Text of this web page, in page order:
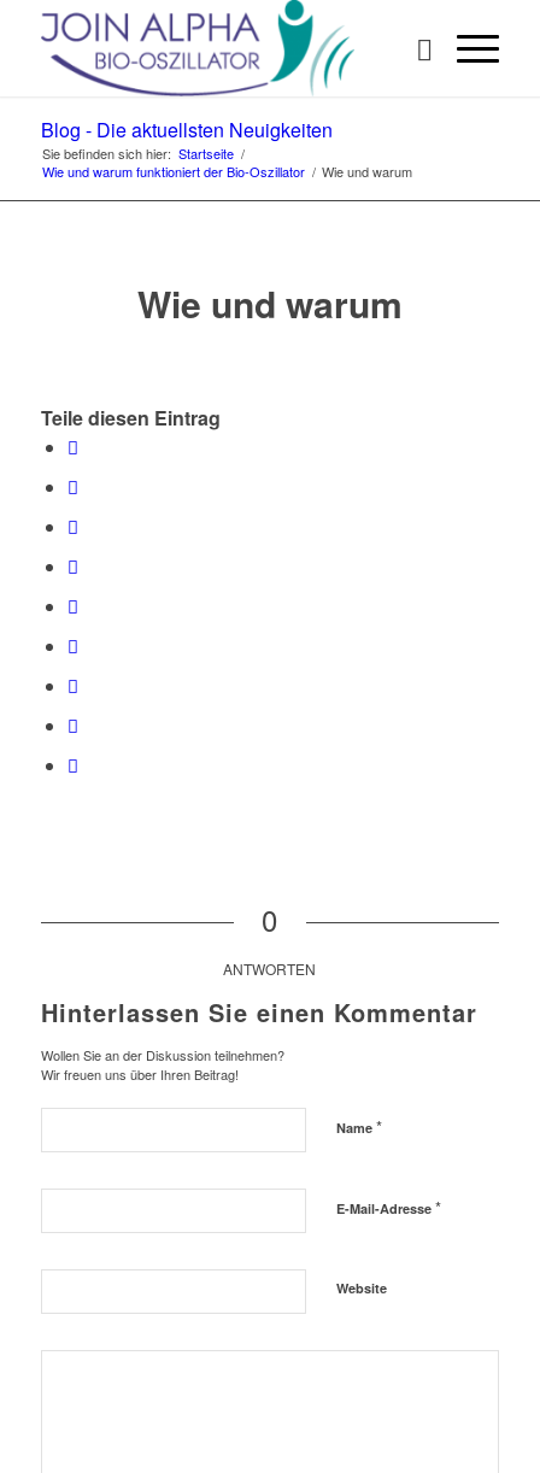
Blog - Die aktuellsten Neuigkeiten
Sie befinden sich hier: Startseite /
Wie und warum funktioniert der Bio-Oszillator / Wie und warum
Wie und warum
Teile diesen Eintrag
0
ANTWORTEN
Hinterlassen Sie einen Kommentar
Wollen Sie an der Diskussion teilnehmen?
Wir freuen uns über Ihren Beitrag!
Name *
E-Mail-Adresse *
Website